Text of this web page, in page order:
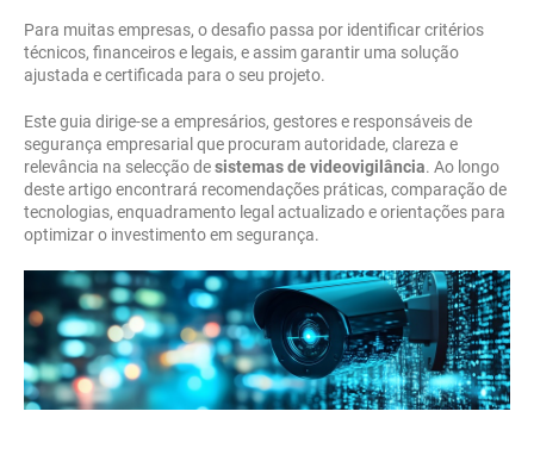
Para muitas empresas, o desafio passa por identificar critérios
técnicos, financeiros e legais, e assim garantir uma solução
ajustada e certificada para o seu projeto.
Este guia dirige-se a empresários, gestores e responsáveis de
segurança empresarial que procuram autoridade, clareza e
relevância na selecção desistemas de videovigilância. Ao longo
deste artigo encontrará recomendações práticas, comparação de
tecnologias, enquadramento legal actualizado e orientações para
optimizar o investimento em segurança.